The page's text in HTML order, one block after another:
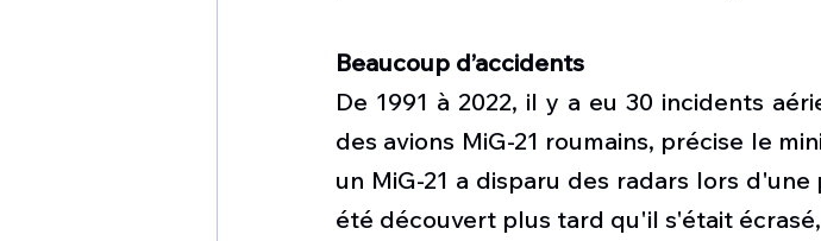
Beaucoup d’accidents
De 1991 à 2022, il y a eu 30 incidents
des avions MiG-21 roumains, précise le
un MiG-21 a disparu des radars lors
été découvert plus tard qu'il s'était